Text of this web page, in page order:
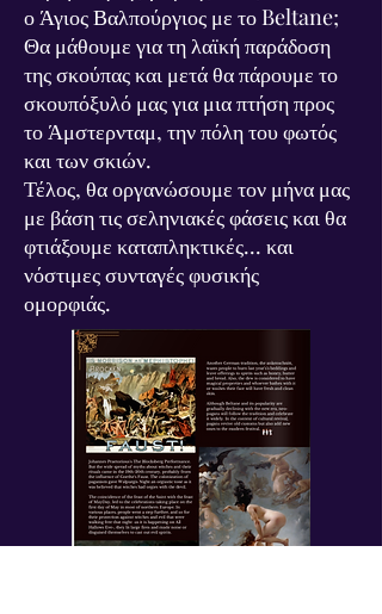
ο Άγιος Βαλπούργιος με το Beltane;
Θα μάθουμε για τη λαϊκή παράδοση
της σκούπας και μετά θα πάρουμε το
σκουπόξυλό μας για μια πτήση προς
το Άμστερνταμ, την πόλη του φωτός
και των σκιών.
Τέλος, θα οργανώσουμε τον μήνα μας
με βάση τις σεληνιακές φάσεις και θα
φτιάξουμε καταπληκτικές... και
νόστιμες συνταγές φυσικής
ομορφιάς.